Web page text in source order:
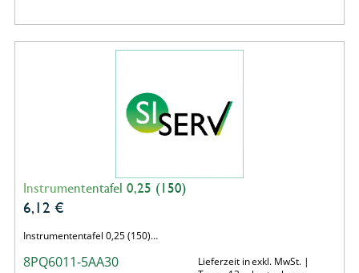
Instrumententafel 0,25 (150)
6,12 €
Instrumententafel 0,25 (150)…
8PQ6011-5AA30
Lieferzeit inexkl. MwSt. |